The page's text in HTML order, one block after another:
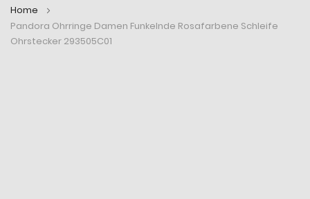
Home
Pandora Ohrringe Damen Funkelnde Rosafarbene Schleife
Ohrstecker 293505C01